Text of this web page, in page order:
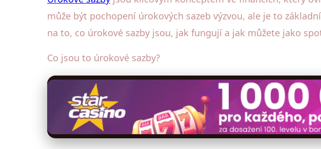
může být pochopení úrokových sazeb výzvou, ale je to
na to, co úrokové sazby jsou, jak fungují a jak můžete jako
Co jsou to úrokové sazby?